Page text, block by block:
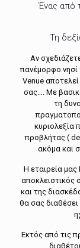
Ένας από
Τη
Αν
πανέμορφο νησί
Venue
σας…. Με
τη
κυριολεξία
προβλήτας (
ακόμα και
Η εταιρεία
αποκλειστικός
και της
θα σας διαθέσει
Εκτός από τις